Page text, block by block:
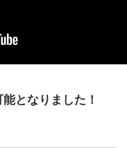
となりました！